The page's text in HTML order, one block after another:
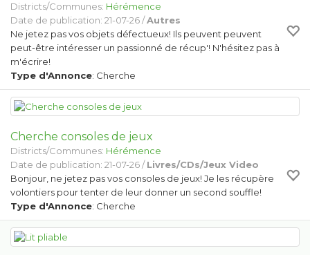
Districts/Communes: Hérémence
Date de publication: 21-07-26 /Autres
Ne jetez pas vos objets défectueux! Ils peuvent peuvent
peut-être intéresser un passionné de récup'! N'hésitez pas à
m'écrire!
Type d'Annonce: Cherche
Cherche consoles de jeux
Districts/Communes: Hérémence
Date de publication: 21-07-26 /Livres/CDs/Jeux Video
Bonjour, ne jetez pas vos consoles de jeux! Je les récupère
volontiers pour tenter de leur donner un second souffle!
Type d'Annonce: Cherche